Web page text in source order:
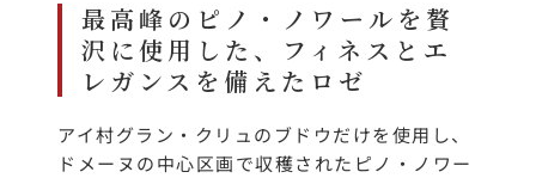
最高峰のピノ・ノワールを贅
沢に使用した、フィネスとエ
レガンスを備えたロゼ
アイ村グラン・クリュのブドウだけを使用し、
ドメーヌの中心区画で収穫されたピノ・ノワー